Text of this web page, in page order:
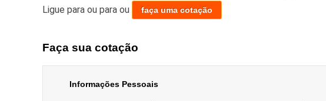
Ligue para ou para ou faça uma cotação
Faça sua cotação
Informações Pessoais